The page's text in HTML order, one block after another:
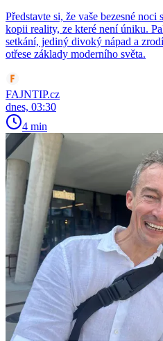
Představte si, že vaše bezesné
kopii reality, ze které není úniku.
setkání, jediný divoký nápad a
otřese základy moderního světa.
FAJNTIP.cz
dnes, 03:30
4 min